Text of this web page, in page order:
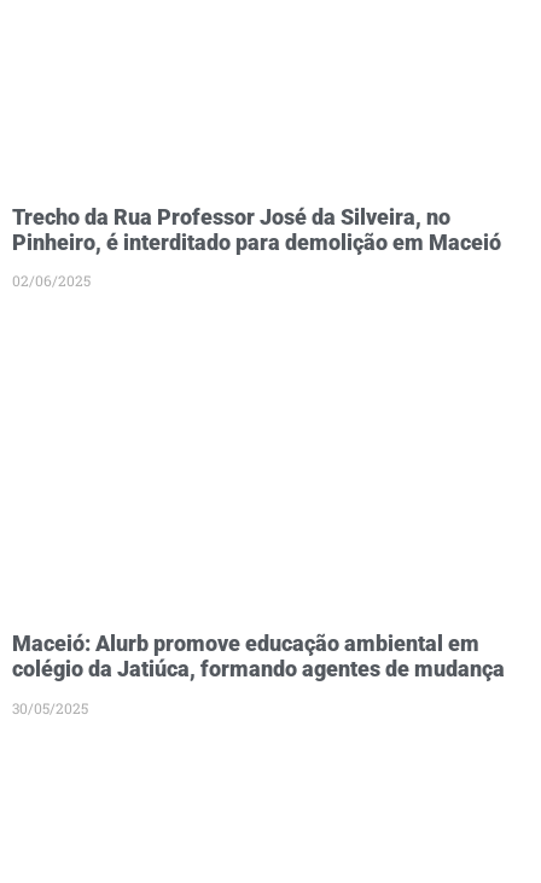
Trecho da Rua Professor José da Silveira, no
Pinheiro, é interditado para demolição em Maceió
02/06/2025
Maceió: Alurb promove educação ambiental em
colégio da Jatiúca, formando agentes de mudança
30/05/2025